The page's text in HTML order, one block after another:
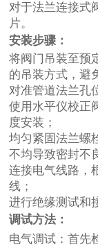
对于法兰连接式
片。
安装步骤：
将阀门吊装至预
的吊装方式，避
对准管道法兰孔
使用水平仪校正
度安装；
均匀紧固法兰螺
不均导致密封不
连接电气线路，
线；
进行绝缘测试和
调试方法：
电气调试：首先